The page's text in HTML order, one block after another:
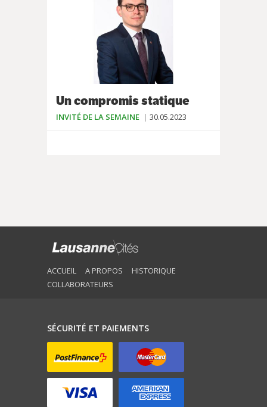
Un compromis statique
INVITÉ DE LA SEMAINE 30.05.2023
ACCUEIL A PROPOS
HISTORIQUE
COLLABORATEURS
SÉCURITÉ ET PAIEMENTS